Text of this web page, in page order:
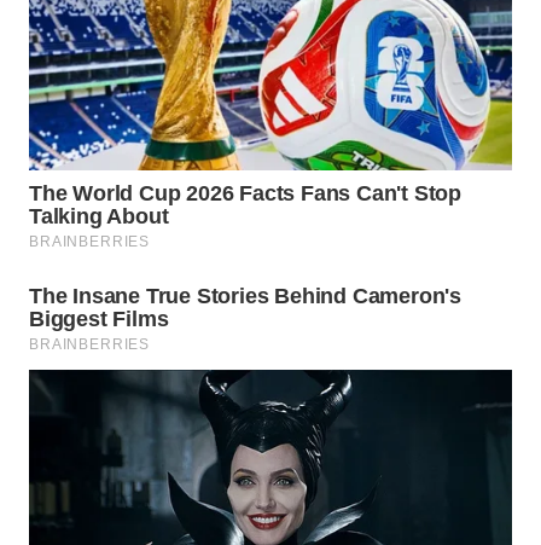
WN
LANGKAT
WN
TAPANULI
SELATAN
TANJUNG
LESUNG
WN
SIMALUNGUN